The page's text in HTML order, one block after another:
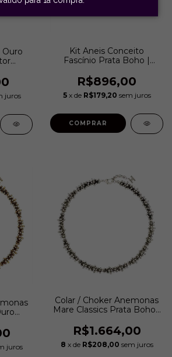
Ouro
juros
Kit Aneis Conceito
Fascínio Prata Boho |
R$896,00
5 x de R$179,20 sem juros
COMPRAR
juros
Colar / Choker Anemonas
Mare Classics Prata Boho |
R$1.664,00
8 x de R$208,00 sem juros